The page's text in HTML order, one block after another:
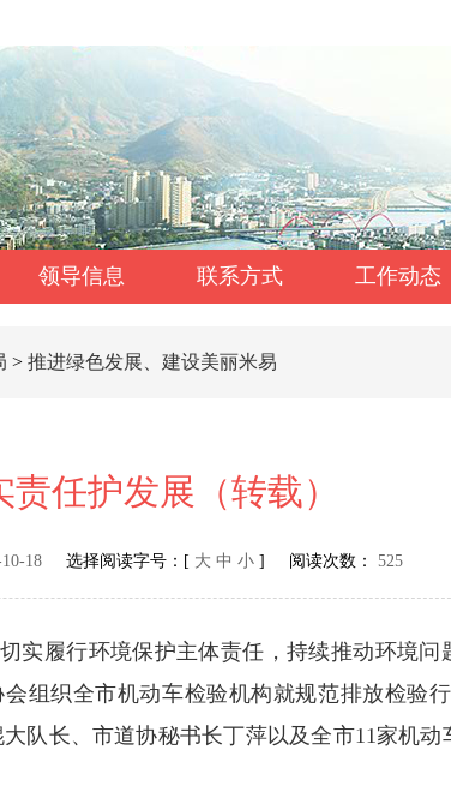
领导信息 联系方式 工作动态
> 推进绿色发展、建设美丽米易
任护发展（转载）
18选择阅读字号：[ 大 中 小] 阅读次数： 525
履行环境保护主体责任，持续推动环境问
组织全市机动车检验机构就规范排放检验
队长、市道协秘书长丁萍以及全市11家机动